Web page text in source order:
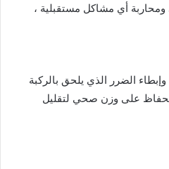
أي مشاكل مستقبلية ،
الضرر الذي يلحق بالركبة
على وزن صحي لتقليل